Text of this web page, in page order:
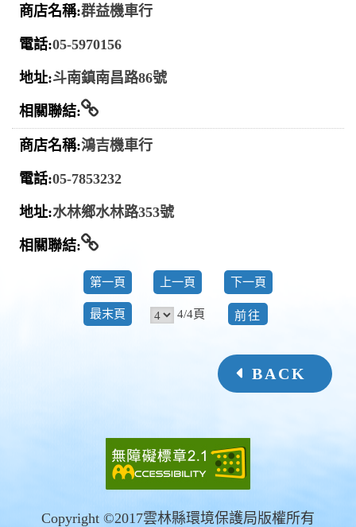
群益機車行
05-5970156
斗南鎮南昌路86號
相關連結
鴻吉機車行
05-7853232
水林鄉水林路353號
第一頁 上一頁 下一頁
最末頁 4/4頁
BACK
Copyright ©2017雲林縣環境保護局版權所有